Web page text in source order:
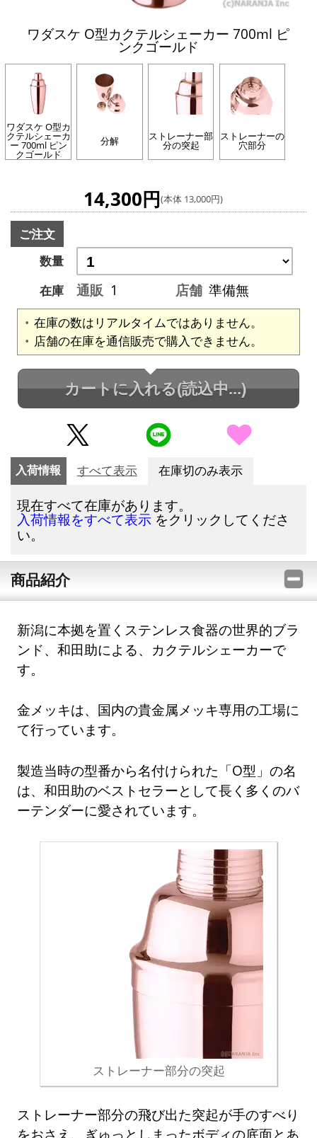
ワダスケ O型カクテルシェーカー 700ml ピ
ンクゴールド
ワダスケ O型カ
クテルシェーカ
ー 700ml ピン
クゴールド
分解 ストレーナー部
分の突起
ストレーナーの
穴部分
14,300円(本体 13,000円)
ご注文
数量
在庫
通販 1 店舗 準備無
在庫の数はリアルタイムではありません。
店舗の在庫を通信販売で購入できません。
カートに入れる(読込中...)
入荷情報 すべて表示 在庫切のみ表示
現在すべて在庫があります。
入荷情報をすべて表示 をクリックしてくださ
い。
商品紹介
新潟に本拠を置くステンレス食器の世界的ブラ
ンド、和田助による、カクテルシェーカーで
す。
金メッキは、国内の貴金属メッキ専用の工場に
て行っています。
製造当時の型番から名付けられた「O型」の名
は、和田助のベストセラーとして長く多くのバ
ーテンダーに愛されています。
ストレーナー部分の突起
ストレーナー部分の飛び出た突起が手のすべり
をおさえ、ぎゅっとしまったボディの底面とあ